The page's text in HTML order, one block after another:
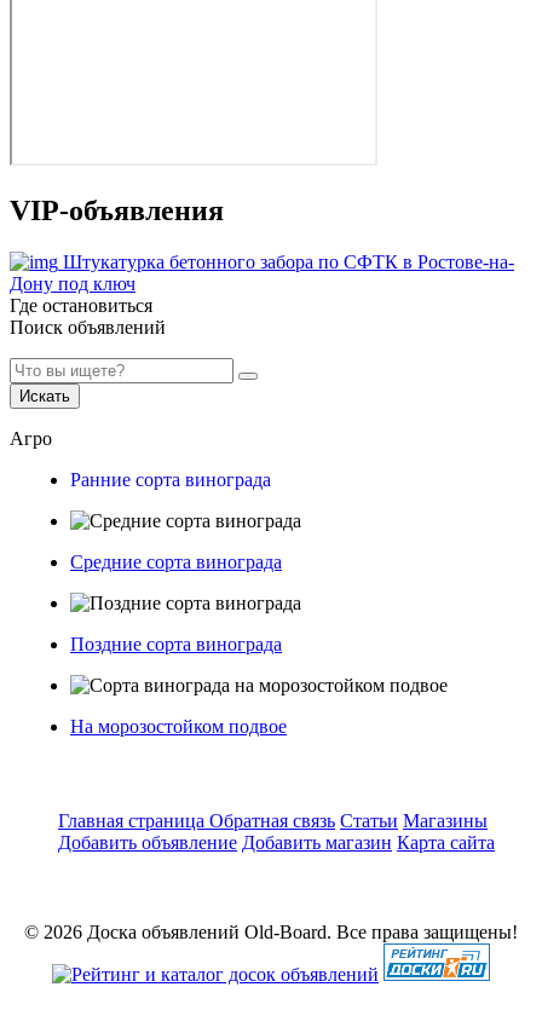
VIP-объявления
Штукатурка бетонного забора по СФТК в Ростове-на-
Дону под ключ
Где остановиться
Поиск объявлений
Искать
Агро
Ранние сорта винограда
Средние сорта винограда
Поздние сорта винограда
На морозостойком подвое
Главная страница Обратная связь Статьи Магазины
Добавить объявление Добавить магазин Карта сайта
© 2026 Доска объявлений Old-Board. Все права защищены!